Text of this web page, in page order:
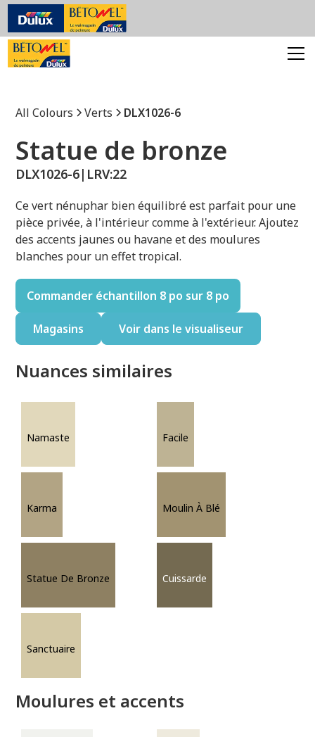
All Colours Verts DLX1026-6
Statue de bronze
DLX1026-6| LRV:22
Ce vert nénuphar bien équilibré est parfait pour une
pièce privée, à l'intérieur comme à l'extérieur. Ajoutez
des accents jaunes ou havane et des moulures
blanches pour un effet tropical.
Commander échantillon 8 po sur 8 po
Magasins Voir dans le visualiseur
Nuances similaires
Namaste Facile
Karma Moulin À Blé
Statue De Bronze Cuissarde
Sanctuaire
Moulures et accents